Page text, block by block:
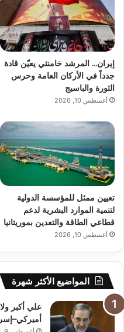
إيران… المرشد خامنئي يعيّن قادة
جدداً في الأركان العامة وحرس
الثورة والباسيج
أغسطس 10, 2026
تعيين ممثل للمؤسسة الدولية
لتنمية الموارد البشرية لدعم
قطاعي الطاقة والتعدين بموريتانيا
أغسطس 10, 2026
المواضيع الأكثر شهرة
علي أكبر